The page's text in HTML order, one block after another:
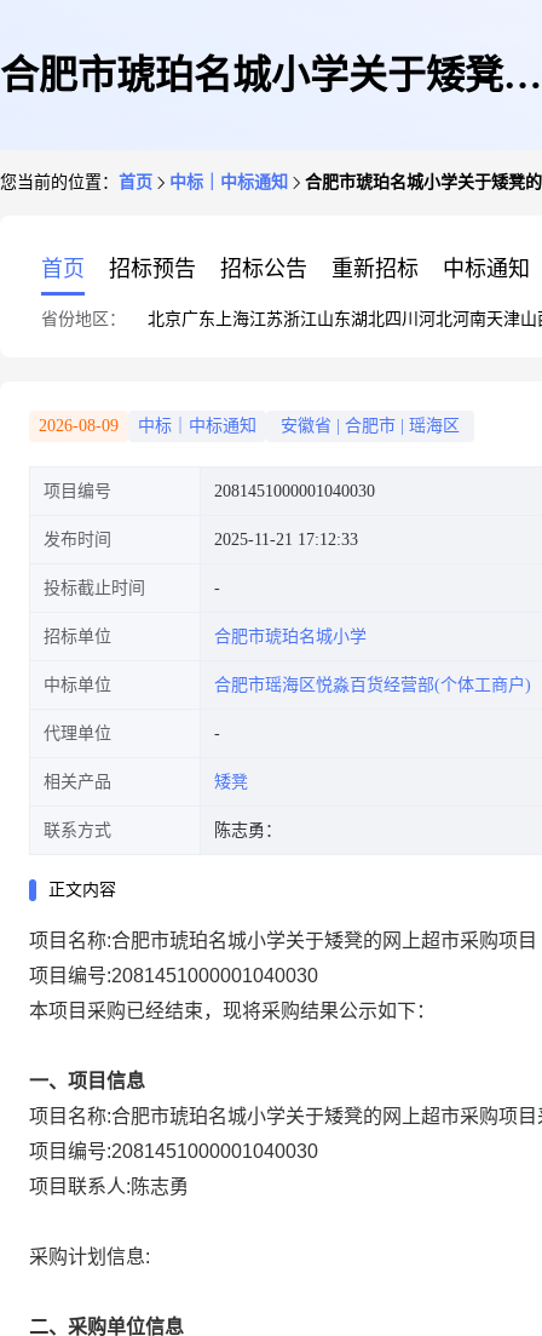
合肥市琥珀名城小学关于矮凳的
您当前的位置： 首页 中标｜中标通知 合肥市琥珀名城小学关于矮凳
首页 招标预告 招标公告 重新招标 中标通知
省份地区： 北京广东 上海江苏浙江山东湖北四川 河北河南天津山
2026-08-09 中标｜中标通知 安徽省 合肥市 瑶海区
项目编号 2081451000001040030
发布时间 2025-11-21 17:12:33
投标截止时间
招标单位 合肥市琥珀名城小学
中标单位 合肥市瑶海区悦淼百货经营部(个体工商户)
代理单位
相关产品 矮凳
联系方式 陈志勇：
正文内容
项目名称:合肥市琥珀名城小学关于矮凳的网上超市采购项目
项目编号:2081451000001040030
本项目采购已经结束，现将采购结果公示如下：
一、项目信息
项目名称:合肥市琥珀名城小学关于矮凳的网上超市采购项目
项目编号:2081451000001040030
项目联系人: 陈志勇
采购计划信息:
二、采购单位信息